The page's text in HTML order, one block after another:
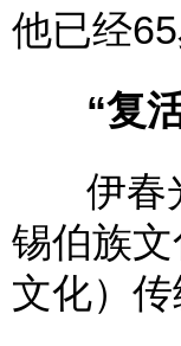
他已经
“复
伊春光
锡伯族
文化）